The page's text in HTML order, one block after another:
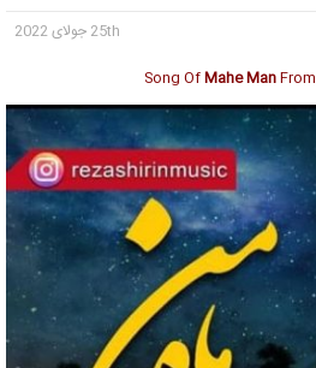
25th جولای 2022
Song OfMahe ManFrom